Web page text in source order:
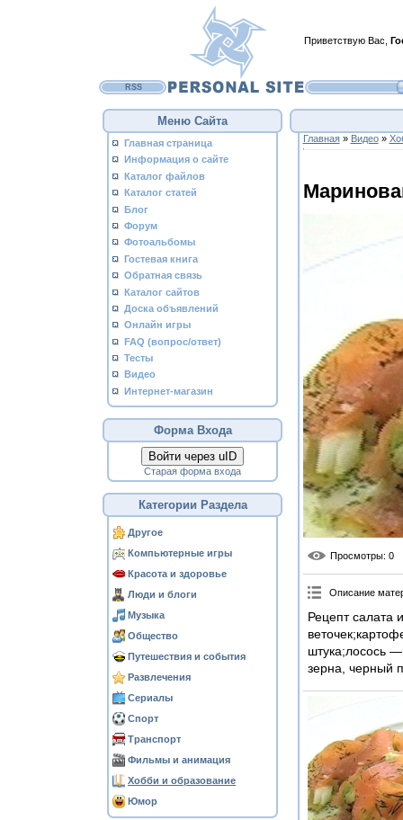
Приветствую Вас
RSS
Меню Сайта
Главная страница
Информация о сайте
Каталог файлов
Каталог статей
Блог
Форум
Фотоальбомы
Гостевая книга
Обратная связь
Каталог сайтов
Доска объявлений
Онлайн игры
FAQ (вопрос/ответ)
Тесты
Видео
Интернет-магазин
Форма Входа
Войти через uID
Старая форма входа
Категории Раздела
Другое
Компьютерные игры
Красота и здоровье
Люди и блоги
Музыка
Общество
Путешествия и события
Развлечения
Сериалы
Спорт
Транспорт
Фильмы и анимация
Хобби и образование
Юмор
Главная» Видео»
Просмотры: 0
Описание
Рецепт салата
штука;лосось —
зерна, черный